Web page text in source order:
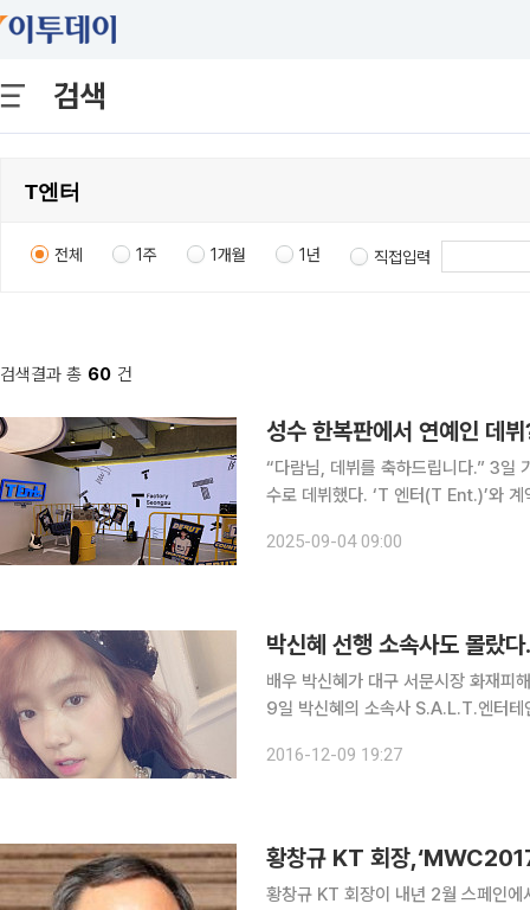
검색
전체 1주 1개월 1년 직접입력
검색결과 총 60 건
성수 한복판에서 연예인 데
“다람님, 데뷔를 축하드립니다.” 3일 기자는 연습생이 된 지 15분 만에 ‘다람’이라는 예명의 밴드 가
수로 데뷔했다. ‘T 엔터(T Ent.)’와
Factory) 성수’를 방문하면 된다.
2025-09-04 09:00
박신혜 선행 소속사도 몰랐
배우 박신혜가 대구 서문시장 화재피
9일 박신혜의 소속사 S.A.L.T.엔터
했다. 이어 관계자는 "5천만 원을
2016-12-09 19:27
황창규 KT 회장
황창규 KT 회장이 내년 2월 스페인에